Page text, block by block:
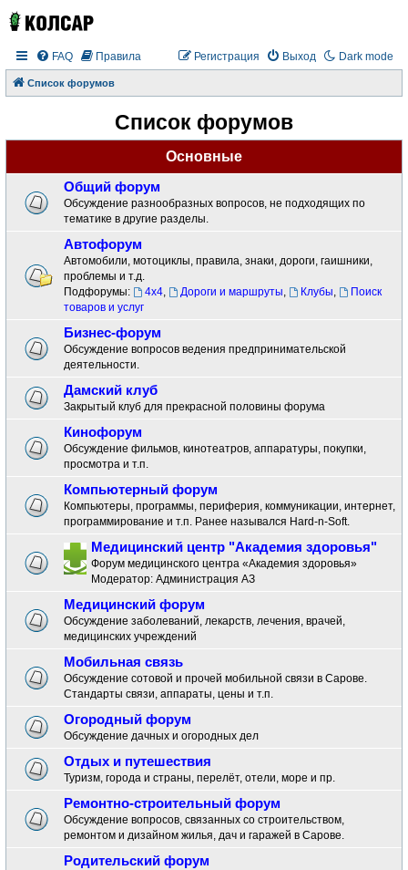
Dark mode
FAQ Правила Выход
Регистрация
Список форумов
Список форумов
Основные
Общий форум
Обсуждение разнообразных вопросов, не подходящих по
тематике в другие разделы.
Автофорум
Автомобили, мотоциклы, правила, знаки, дороги, гаишники,
проблемы и т.д.
Подфорумы:
4x4, Дороги и маршруты, Клубы,
Поиск
товаров и услуг
Бизнес-форум
Обсуждение вопросов ведения предпринимательской
деятельности.
Дамский клуб
Закрытый клуб для прекрасной половины форума
Кинофорум
Обсуждение фильмов, кинотеатров, аппаратуры, покупки,
просмотра и т.п.
Компьютерный форум
Компьютеры, программы, периферия, коммуникации, интернет,
программирование и т.п. Ранее назывался Hard-n-Soft.
Медицинский центр "Академия здоровья"
Форум медицинского центра «Академия здоровья»
Модератор: Администрация АЗ
Медицинский форум
Обсуждение заболеваний, лекарств, лечения, врачей,
медицинских учреждений
Мобильная связь
Обсуждение сотовой и прочей мобильной связи в Сарове.
Стандарты связи, аппараты, цены и т.п.
Огородный форум
Обсуждение дачных и огородных дел
Отдых и путешествия
Туризм, города и страны, перелёт, отели, море и пр.
Ремонтно-строительный форум
Обсуждение вопросов, связанных со строительством,
ремонтом и дизайном жилья, дач и гаражей в Сарове.
Родительский форум